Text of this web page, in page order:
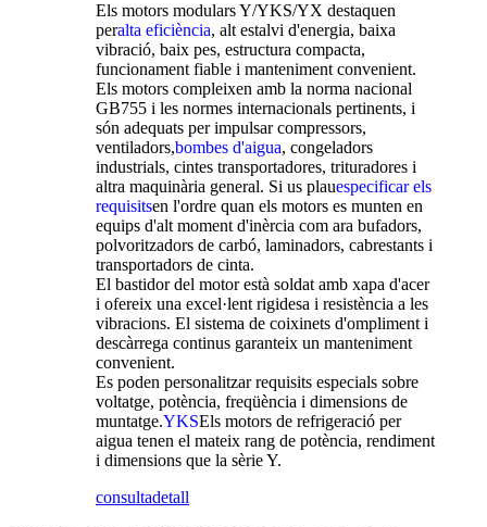
Els motors modulars Y/YKS/YX destaquen
peralta eficiència, alt estalvi d'energia, baixa
vibració, baix pes, estructura compacta,
funcionament fiable i manteniment convenient.
Els motors compleixen amb la norma nacional
GB755 i les normes internacionals pertinents, i
són adequats per impulsar compressors,
ventiladors,bombes d'aigua, congeladors
industrials, cintes transportadores, trituradores i
altra maquinària general. Si us plauespecificar els
requisitsen l'ordre quan els motors es munten en
equips d'alt moment d'inèrcia com ara bufadors,
polvoritzadors de carbó, laminadors, cabrestants i
transportadors de cinta.
El bastidor del motor està soldat amb xapa d'acer
i ofereix una excel·lent rigidesa i resistència a les
vibracions. El sistema de coixinets d'ompliment i
descàrrega continus garanteix un manteniment
convenient.
Es poden personalitzar requisits especials sobre
voltatge, potència, freqüència i dimensions de
muntatge.YKSEls motors de refrigeració per
aigua tenen el mateix rang de potència, rendiment
i dimensions que la sèrie Y.
consultadetall